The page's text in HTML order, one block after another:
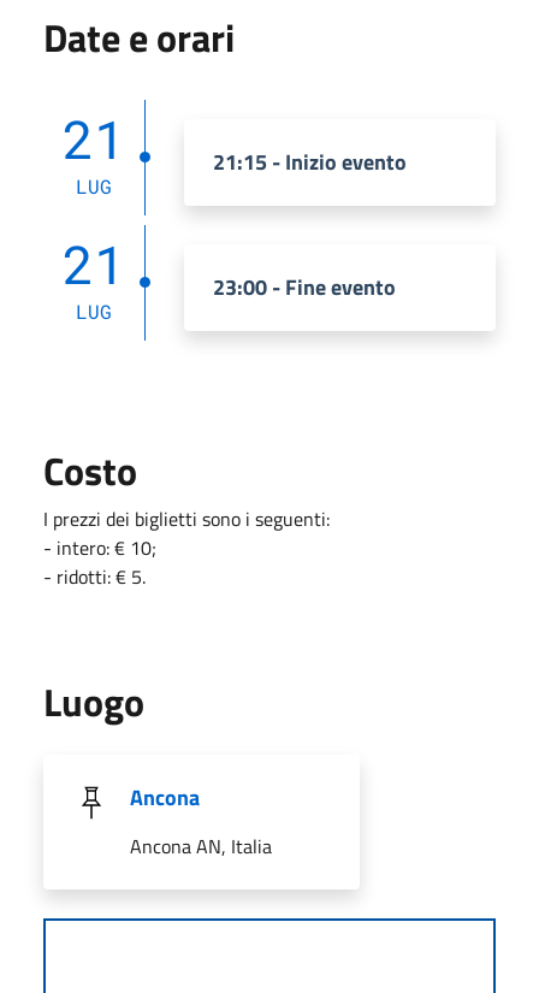
Date e orari
21
LUG
21:15 - Inizio evento
21
LUG
23:00 - Fine evento
Costo
I prezzi dei biglietti sono i seguenti:
- intero: € 10;
- ridotti: € 5.
Luogo
Ancona
Ancona AN, Italia